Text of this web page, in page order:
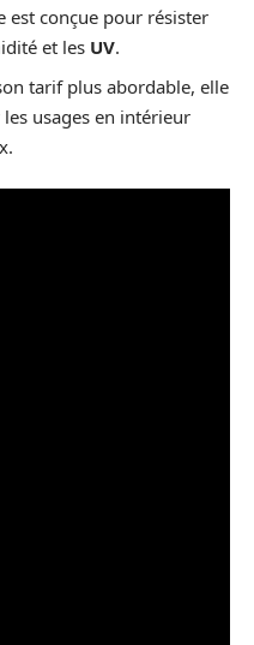
est conçue pour résister
et les UV.
tarif plus abordable, elle
usages en intérieur